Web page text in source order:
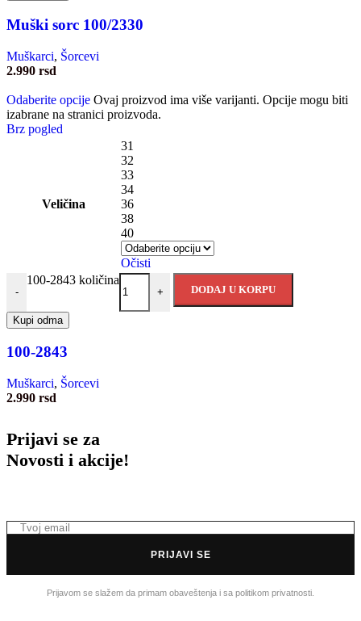
Muški sorc 100/2330
Muškarci, Šorcevi
2.990 rsd
Odaberite opcije Ovaj proizvod ima više varijanti. Opcije mogu biti
izabrane na stranici proizvoda.
Brz pogled
Veličina
31
32
33
34
36
38
40
Očisti
-
100-2843 količina
+ DODAJ U KORPU
Kupi odma
100-2843
Muškarci, Šorcevi
2.990 rsd
Prijavi se za
Novosti i akcije!
PRIJAVI SE
Prijavom se slažem da primam obaveštenja i sa politikom privatnosti.